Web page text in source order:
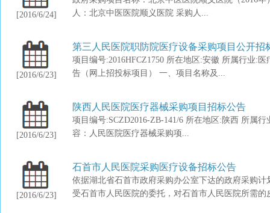
[2016/6/24]
人：北京中医医院顺义医院 采购人...
[2016/6/23]
第三人民医院职防院医疗设备采购项目公开招
项目编号:2016HFCZ1750 所在地区:安徽 所属行业:
告（网上招投标项目） 一、项目名称及...
[2016/6/23]
陕西人民医院医疗器械采购项目招标公告
项目编号:SCZD2016-ZB-141/6 所在地区:陕西 所属
容：人民医院医疗器械采购项...
[2016/6/23]
石首市人民医院采购医疗设备招标公告
依据湖北省石首市政府采购办公室下达的政府采购
受石首市人民医院的委托，对石首市人民医院所需的